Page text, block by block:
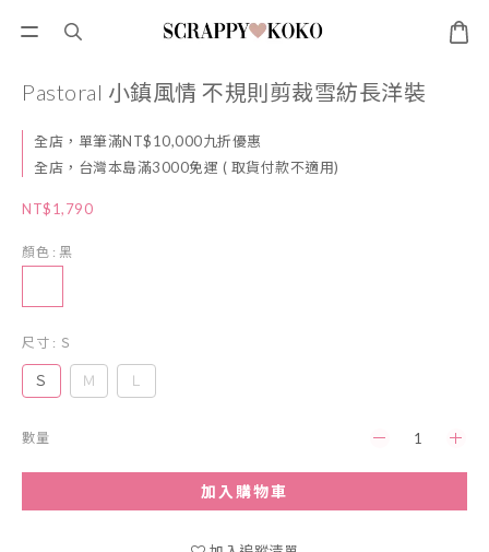
Pastoral 小鎮風情 不規則剪裁雪紡長洋裝
全店，單筆滿NT$10,000九折優惠
全店，台灣本島滿3000免運 ( 取貨付款不適用)
NT$1,790
顏色 : 黑
尺寸 : Ｓ
Ｓ Ｍ Ｌ
數量
加入購物車